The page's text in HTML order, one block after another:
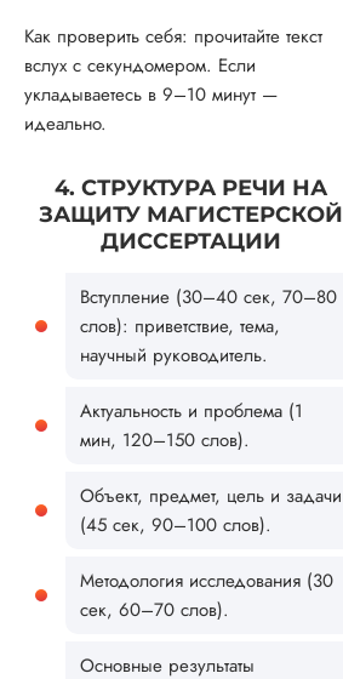
Как проверить себя: прочитайте текст
вслух с секундомером. Если
укладываетесь в 9–10 минут —
идеально.
4. СТРУКТУРА РЕЧИ НА
ЗАЩИТУ МАГИСТЕРСКОЙ
ДИССЕРТАЦИИ
Вступление (30–40 сек, 70–80
слов): приветствие, тема,
научный руководитель.
Актуальность и проблема (1
мин, 120–150 слов).
Объект, предмет, цель и задачи
(45 сек, 90–100 слов).
Методология исследования (30
сек, 60–70 слов).
Основные результаты